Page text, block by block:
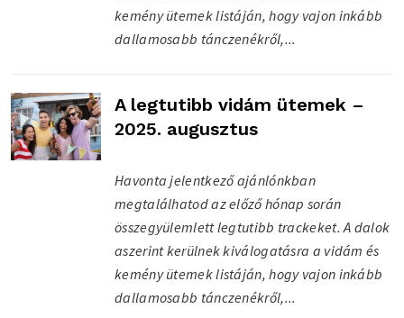
kemény ütemek listáján, hogy vajon inkább
dallamosabb tánczenékről,...
A legtutibb vidám ütemek –
2025. augusztus
Havonta jelentkező ajánlónkban
megtalálhatod az előző hónap során
összegyülemlett legtutibb trackeket. A dalok
aszerint kerülnek kiválogatásra a vidám és
kemény ütemek listáján, hogy vajon inkább
dallamosabb tánczenékről,...